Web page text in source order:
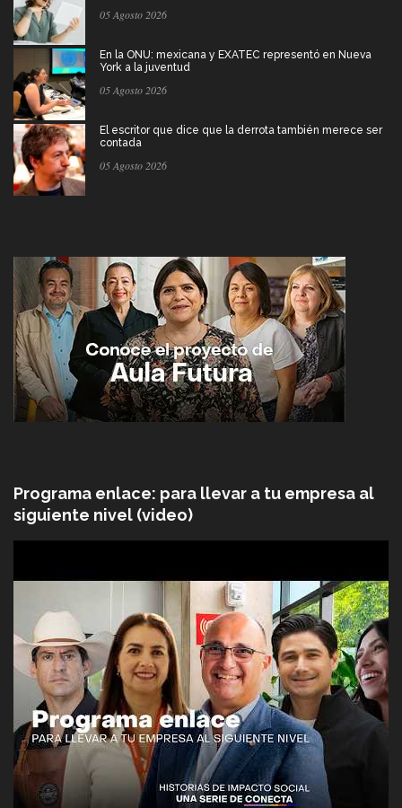
05 Agosto 2026
En la ONU: mexicana y EXATEC representó en Nueva
York a la juventud
05 Agosto 2026
El escritor que dice que la derrota también merece ser
contada
05 Agosto 2026
Programa enlace: para llevar a tu empresa al
siguiente nivel (video)